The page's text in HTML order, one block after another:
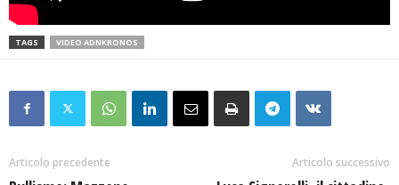
TAGS VIDEO ADNKRONOS
Articolo precedente Articolo successivo